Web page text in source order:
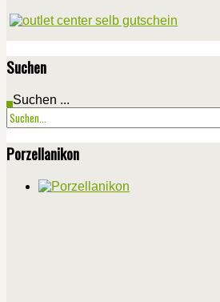
Suchen
Suchen ...
Porzellanikon